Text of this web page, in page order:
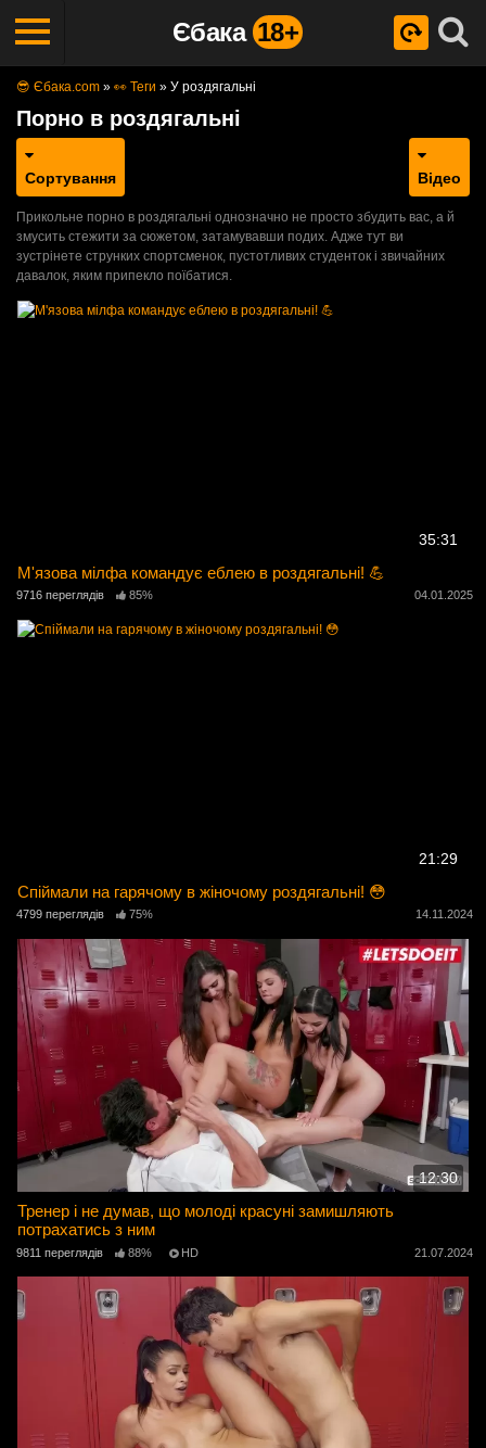
Єбака 18+
😎 Єбака.com » 👀 Теги » У роздягальні
Порно в роздягальні
Сортування Відео
Прикольне порно в роздягальні однозначно не просто збудить вас, а й
змусить стежити за сюжетом, затамувавши подих. Адже тут ви
зустрінете струнких спортсменок, пустотливих студенток і звичайних
давалок, яким припекло поїбатися.
35:31
М'язова мілфа командує еблею в роздягальні! 💪
9716 переглядів 85% 04.01.2025
21:29
Спіймали на гарячому в жіночому роздягальні! 😳
4799 переглядів 75% 14.11.2024
12:30
Тренер і не думав, що молоді красуні замишляють
потрахатись з ним
9811 переглядів 88% HD 21.07.2024